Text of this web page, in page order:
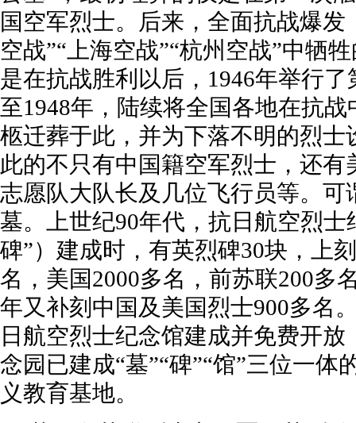
国空军烈士。后来，全面抗战爆发
空战”“上海空战”“杭州空战”中牺
是在抗战胜利以后，1946年举行
至1948年，陆续将全国各地在抗
柩迁葬于此，并为下落不明的烈士
此的不只有中国籍空军烈士，还有
志愿队大队长及几位飞行员等。可
墓。上世纪90年代，抗日航空烈士
碑”）建成时，有英烈碑30块，上
名，美国2000多名，前苏联200多
年又补刻中国及美国烈士900多名
日航空烈士纪念馆建成并免费开放
念园已建成“墓”“碑”“馆”三位一体
义教育基地。